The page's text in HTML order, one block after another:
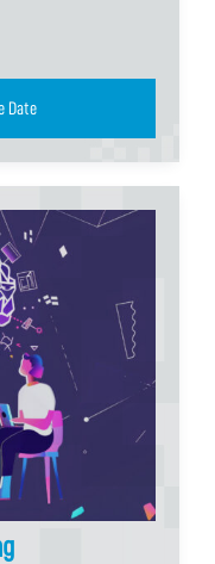
Vedi tutti i Dettagli e le Date